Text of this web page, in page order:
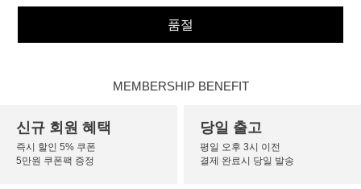
품절
MEMBERSHIP BENEFIT
신규 회원 혜택
즉시 할인 5% 쿠폰
5만원 쿠폰팩 증정
당일 출고
평일 오후 3시 이전
결제 완료시 당일 발송